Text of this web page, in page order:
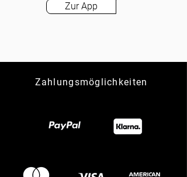
Zur App
Zahlungsmöglichkeiten